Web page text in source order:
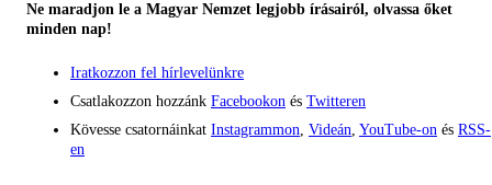
Ne maradjon le a Magyar Nemzet legjobb írásairól, olvassa őket
minden nap!
Iratkozzon fel hírlevelünkre
Csatlakozzon hozzánk Facebookon és Twitteren
Kövesse csatornáinkat Instagrammon, Videán, YouTube-on és RSS-
en